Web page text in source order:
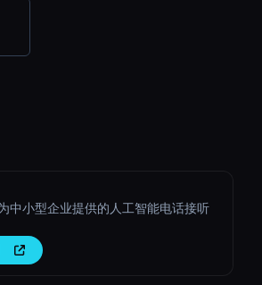
中小型企业提供的人工智能电话接听